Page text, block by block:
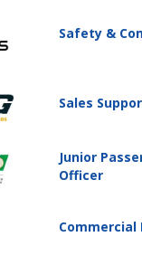
Safety &
Sales
Junior
Officer
Commercial